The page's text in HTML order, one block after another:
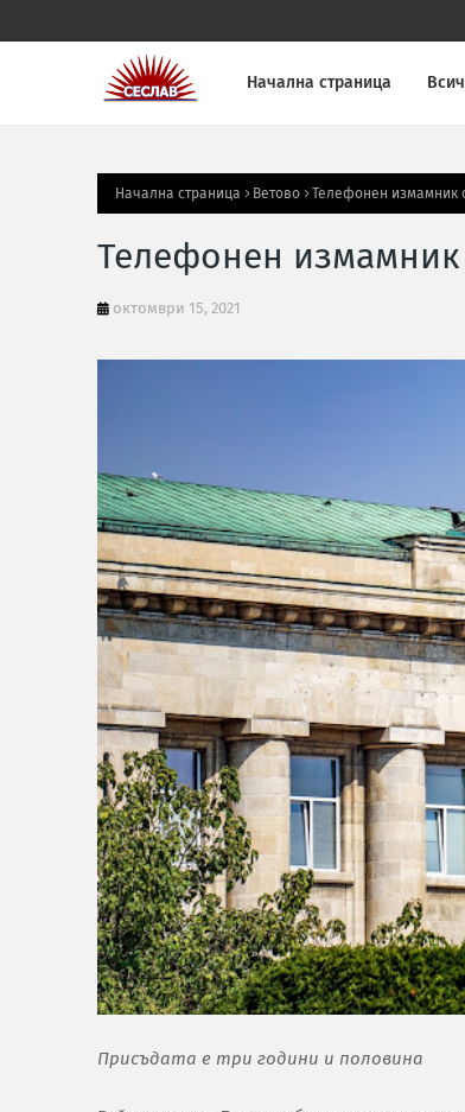
Начална страница
Начална страница Ветово Телефонен измамник
Телефонен
октомври 15, 2021
Присъдата е три години и половина